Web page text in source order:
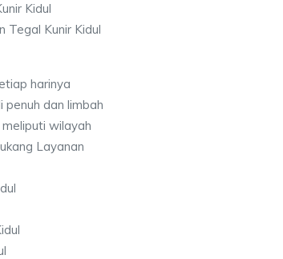
Kidul
Tegal Kunir Kidul
harinya
dan limbah
wilayah
Layanan